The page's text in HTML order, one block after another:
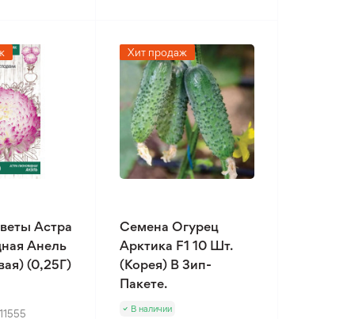
Астра
Анель
(0,25Г)
11555
Хит продаж
Семена Огурец
Арктика F1 10 Шт.
(Корея) В Зип-
Пакете.
В наличии